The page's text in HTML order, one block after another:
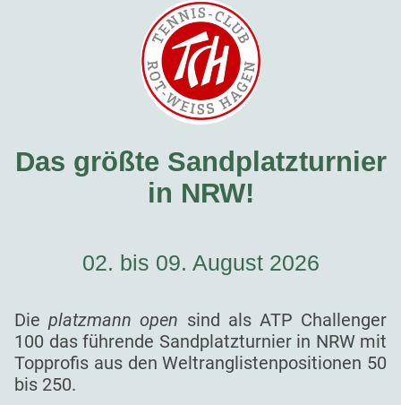
Das größte Sandplatzturnier
in NRW!
02. bis 09. August 2026
Dieplatzmann open sind als ATP Challenger
100 das führende Sandplatzturnier in NRW mit
Topprofis aus den Weltranglistenpositionen 50
bis 250.